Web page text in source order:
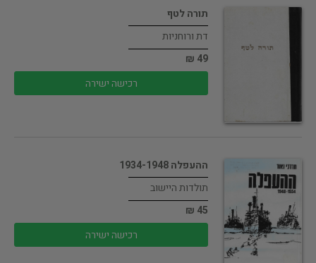
תורה לטף
דת ורוחניות
49 ₪
רכישה ישירה
ההעפלה 1934-1948
תולדות היישוב
45 ₪
רכישה ישירה